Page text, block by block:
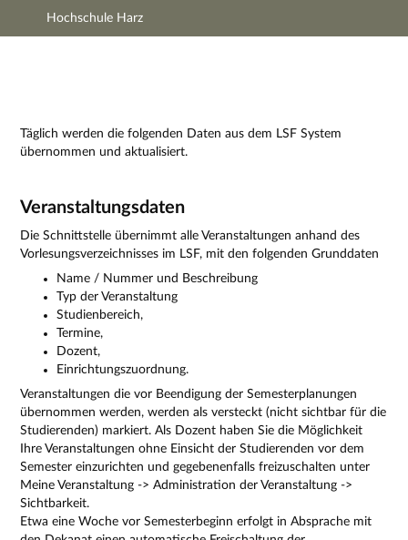
Hauptnavigation
Hochschule Harz
Impressum
Täglich werden die folgenden Daten aus dem LSF System
übernommen und aktualisiert.
Veranstaltungsdaten
Die Schnittstelle übernimmt alle Veranstaltungen anhand des
Vorlesungsverzeichnisses im LSF, mit den folgenden Grunddaten
Name / Nummer und Beschreibung
Typ der Veranstaltung
Studienbereich,
Termine,
Dozent,
Einrichtungszuordnung.
Veranstaltungen die vor Beendigung der Semesterplanungen
übernommen werden, werden als versteckt (nicht sichtbar für die
Studierenden) markiert. Als Dozent haben Sie die Möglichkeit
Ihre Veranstaltungen ohne Einsicht der Studierenden vor dem
Semester einzurichten und gegebenenfalls freizuschalten unter
Meine Veranstaltung -> Administration der Veranstaltung ->
Sichtbarkeit.
Etwa eine Woche vor Semesterbeginn erfolgt in Absprache mit